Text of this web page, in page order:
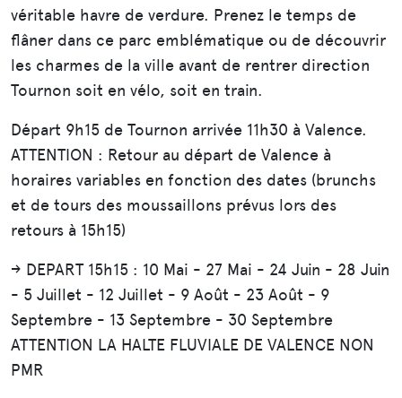
véritable havre de verdure. Prenez le temps de
flâner dans ce parc emblématique ou de découvrir
les charmes de la ville avant de rentrer direction
Tournon soit en vélo, soit en train.
Départ 9h15 de Tournon arrivée 11h30 à Valence.
ATTENTION : Retour au départ de Valence à
horaires variables en fonction des dates (brunchs
et de tours des moussaillons prévus lors des
retours à 15h15)
-> DEPART 15h15 : 10 Mai - 27 Mai - 24 Juin - 28 Juin
- 5 Juillet - 12 Juillet - 9 Août - 23 Août - 9
Septembre - 13 Septembre - 30 Septembre
ATTENTION LA HALTE FLUVIALE DE VALENCE NON
PMR